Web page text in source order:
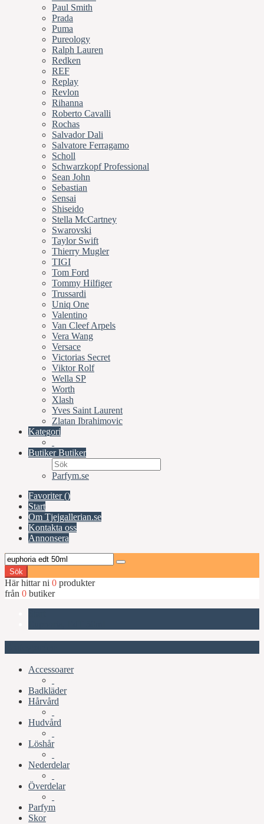
Paul Smith
Prada
Puma
Pureology
Ralph Lauren
Redken
REF
Replay
Revlon
Rihanna
Roberto Cavalli
Rochas
Salvador Dali
Salvatore Ferragamo
Scholl
Schwarzkopf Professional
Sean John
Sebastian
Sensai
Shiseido
Stella McCartney
Swarovski
Taylor Swift
Thierry Mugler
TIGI
Tom Ford
Tommy Hilfiger
Trussardi
Uniq One
Valentino
Van Cleef Arpels
Vera Wang
Versace
Victorias Secret
Viktor Rolf
Wella SP
Worth
Xlash
Yves Saint Laurent
Zlatan Ibrahimovic
Kategori
ButikerButiker
Parfym.se
Favoriter ()
Start
Om Tjejgallerian.se
Kontakta oss
Annonsera
Sök
Här hittar ni 0 produkter
från 0 butiker
Accessoarer
Badkläder
Hårvård
Hudvård
Löshår
Nederdelar
Överdelar
Parfym
Skor